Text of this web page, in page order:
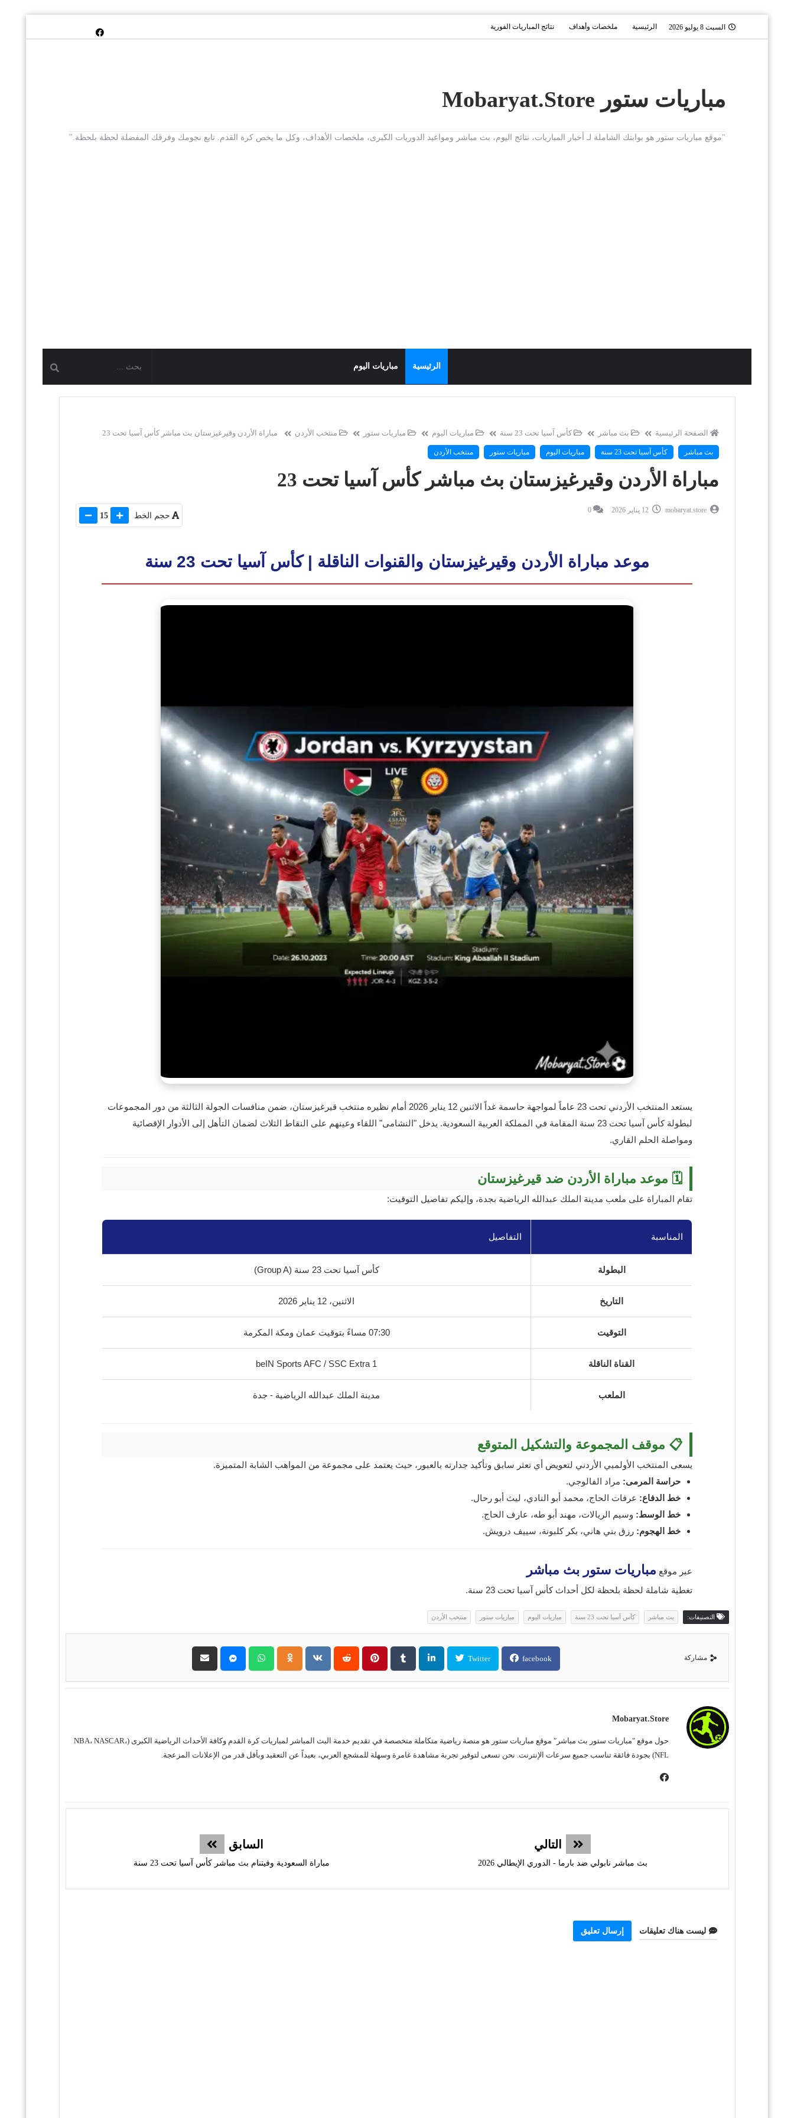
السبت 8 يوليو 2026 الرئيسية ملخصات وأهداف نتائج المباريات الفورية
مباريات ستور Mobaryat.Store
"موقع مباريات ستور هو بوابتك الشاملة لـ أخبار المباريات، نتائج اليوم، بث مباشر ومواعيد الدوريات الكبرى، ملخصات الأهداف، وكل ما يخص كرة القدم. تابع نجومك وفرقك المفضلة لحظة بلحظة."
الرئيسية مباريات اليوم
الصفحة الرئيسية بث مباشر كأس آسيا تحت 23 سنة مباريات اليوم مباريات ستور منتخب الأردن مباراة الأردن وقيرغيزستان بث مباشر كأس آسيا تحت 23
بث مباشر كأس آسيا تحت 23 سنة مباريات اليوم مباريات ستور منتخب الأردن
مباراة الأردن وقيرغيزستان بث مباشر كأس آسيا تحت 23
mobaryat.store 12 يناير 2026 0
حجم الخط 15
موعد مباراة الأردن وقيرغيزستان والقنوات الناقلة | كأس آسيا تحت 23 سنة
يستعد المنتخب الأردني تحت 23 عاماً لمواجهة حاسمة غداً الاثنين 12 يناير 2026 أمام نظيره منتخب قيرغيزستان، ضمن منافسات الجولة الثالثة من دور المجموعات
لبطولة كأس آسيا تحت 23 سنة المقامة في المملكة العربية السعودية. يدخل "النشامى" اللقاء وعينهم على النقاط الثلاث لضمان التأهل إلى الأدوار الإقصائية
ومواصلة الحلم القاري.
🗓️ موعد مباراة الأردن ضد قيرغيزستان
تقام المباراة على ملعب مدينة الملك عبدالله الرياضية بجدة، وإليكم تفاصيل التوقيت:
المناسبة التفاصيل
البطولة كأس آسيا تحت 23 سنة (Group A)
التاريخ الاثنين، 12 يناير 2026
التوقيت 07:30 مساءً بتوقيت عمان ومكة المكرمة
القناة الناقلة beIN Sports AFC / SSC Extra 1
الملعب مدينة الملك عبدالله الرياضية - جدة
📋 موقف المجموعة والتشكيل المتوقع
يسعى المنتخب الأولمبي الأردني لتعويض أي تعثر سابق وتأكيد جدارته بالعبور، حيث يعتمد على مجموعة من المواهب الشابة المتميزة.
حراسة المرمى: مراد الفالوجي.
خط الدفاع: عرفات الحاج، محمد أبو النادي، ليث أبو رحال.
خط الوسط: وسيم الريالات، مهند أبو طه، عارف الحاج.
خط الهجوم: رزق بني هاني، بكر كلبونة، سييف درويش.
عبر موقع مباريات ستور بث مباشر
تغطية شاملة لحظة بلحظة لكل أحداث كأس آسيا تحت 23 سنة.
التصنيفات: بث مباشر كأس آسيا تحت 23 سنة مباريات اليوم مباريات ستور منتخب الأردن
مشاركة facebook
Twitter
Mobaryat.store
حول موقع "مباريات ستور بث مباشر" موقع مباريات ستور هو منصة رياضية متكاملة متخصصة في تقديم خدمة البث المباشر لمباريات كرة القدم وكافة الأحداث الرياضية الكبرى (NBA، NASCAR،
NFL) بجودة فائقة تناسب جميع سرعات الإنترنت. نحن نسعى لتوفير تجربة مشاهدة غامرة وسهلة للمشجع العربي، بعيداً عن التعقيد وبأقل قدر من الإعلانات المزعجة.
التالي
بث مباشر نابولي ضد بارما - الدوري الإيطالي 2026
السابق
مباراة السعودية وفيتنام بث مباشر كأس آسيا تحت 23 سنة
ليست هناك تعليقات إرسال تعليق